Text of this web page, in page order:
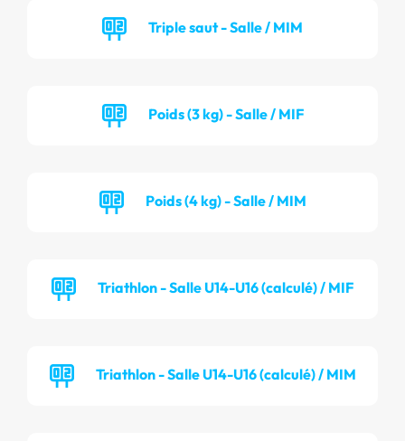
Triple saut - Salle / MIM
Poids (3 kg) - Salle / MIF
Poids (4 kg) - Salle / MIM
Triathlon - Salle U14-U16 (calculé) / MIF
Triathlon - Salle U14-U16 (calculé) / MIM